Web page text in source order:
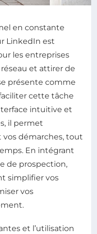
en constante
LinkedIn est
les entreprises
et attirer de
présente comme
cette tâche
intuitive et
il permet
vos démarches, tout
En intégrant
de prospection,
simplifier vos
vos
et l’utilisation